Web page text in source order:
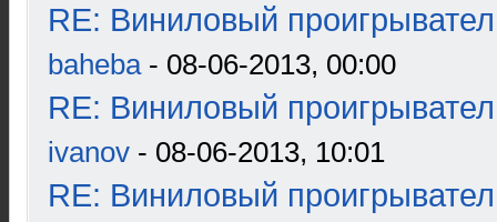
RE: Виниловый
baheba- 08-06-2013, 00:00
RE: Виниловый
ivanov - 08-06-2013, 10:01
RE: Виниловый